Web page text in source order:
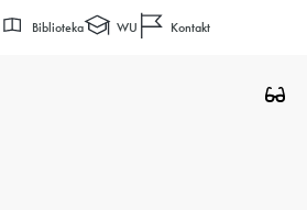
Biblioteka WU Kontakt